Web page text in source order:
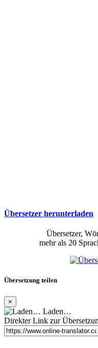
Übersetzer herunterladen
Übersetzer,
mehr als 20
Übersetzung teilen
×
Laden…
Direkter Link zur